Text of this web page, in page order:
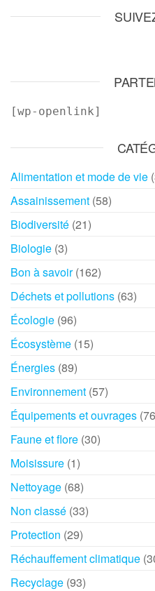
[wp-openlink]
Alimentation et mode de vie
Assainissement (58)
Biodiversité (21)
Biologie (3)
Bon à savoir(162)
Déchets et pollutions (63)
Écologie (96)
Écosystème (15)
Énergies (89)
Environnement (57)
Équipements et ouvrages
Faune et flore (30)
Moisissure (1)
Nettoyage (68)
Non classé (33)
Protection (29)
Réchauffement climatique
Recyclage (93)